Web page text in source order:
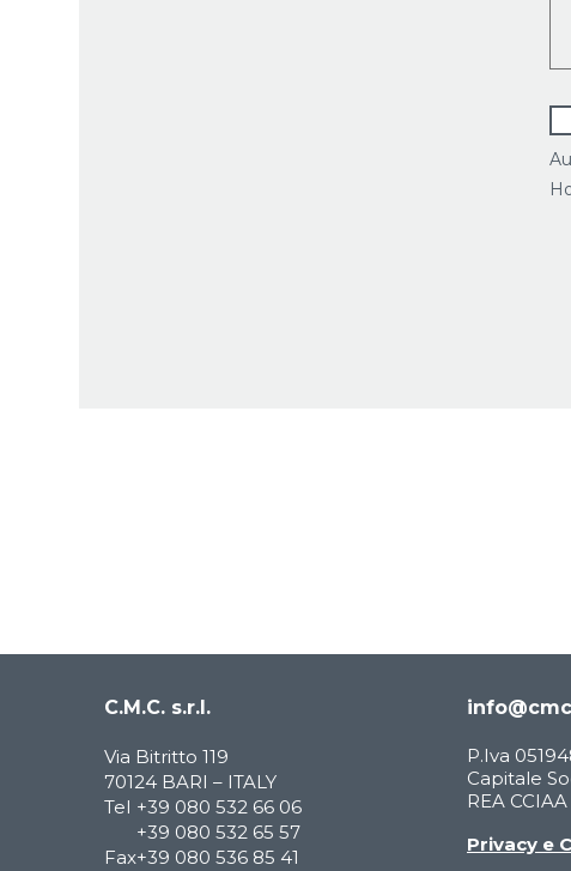
C.M.C. s.r.l.
Via Bitritto 119
70124 BARI – ITALY
Tel +39 080 532 66 06
+39 080 532 65 57
Fax+39 080 536 85 41
P.Iva
Capitale
REA
Privacy e